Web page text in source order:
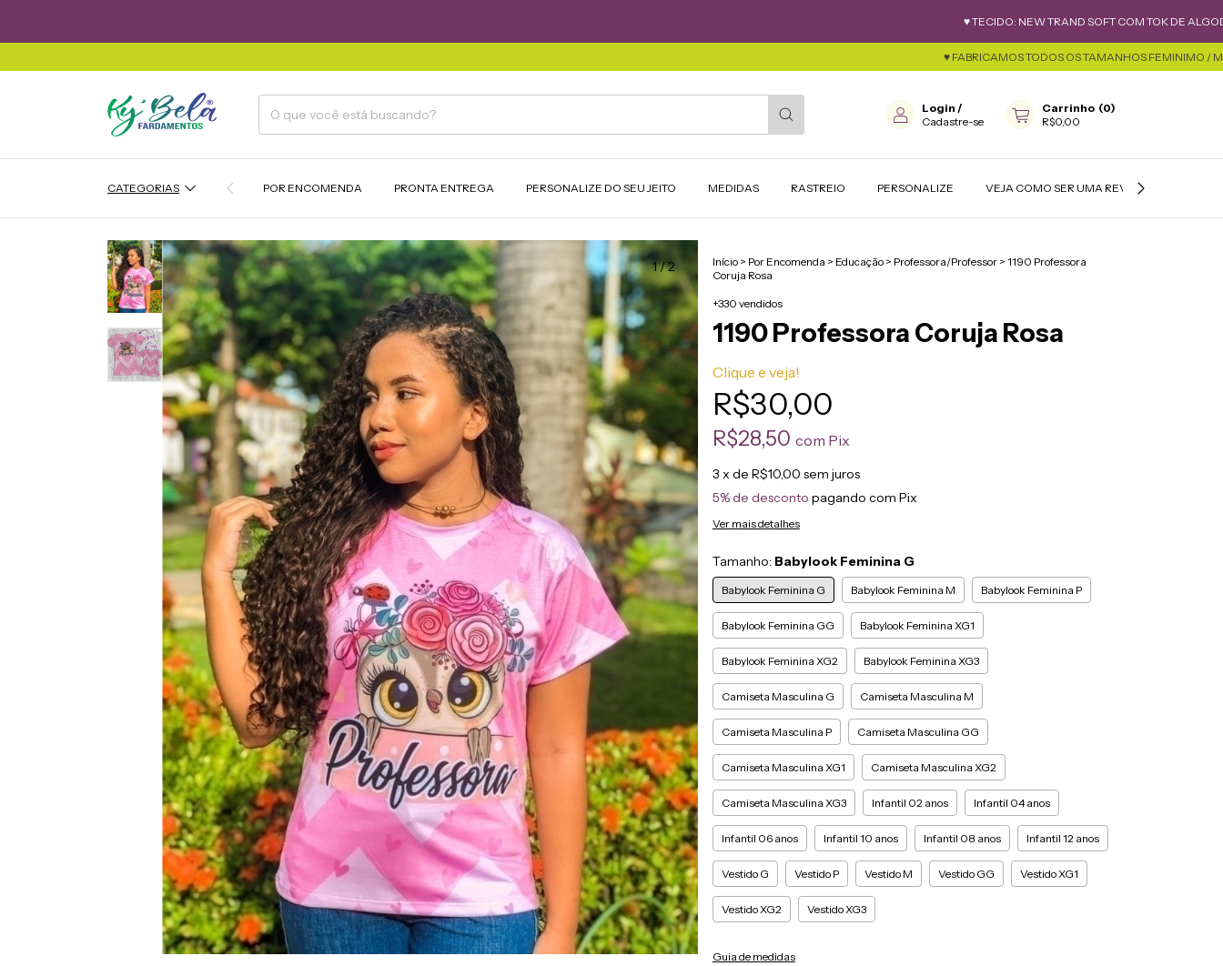
♥ TECIDO: NEW TRAND SOFT COM TOK DE ALGODÃO ♥
♥ FABRICAMOS TODOS OS TAMANHOS FEMINIMO / MASCULINO
Login /
Cadastre-se
Carrinho (0)
R$0,00
CATEGORIAS POR ENCOMENDA PRONTA ENTREGA PERSONALIZE DO SEU JEITO MEDIDAS RASTREIO PERSONALIZE VEJA COMO SER UMA REVENDEDORA
1/2 Início > Por Encomenda > Educação > Professora/Professor > 1190 Professora
Coruja Rosa
+330 vendidos
1190 Professora Coruja Rosa
Clique e veja!
R$30,00
R$28,50 com Pix
3 x de R$10,00 sem juros
5% de desconto pagando com Pix
Ver mais detalhes
Tamanho: Babylook Feminina G
Babylook Feminina G Babylook Feminina M Babylook Feminina P
Babylook Feminina GG Babylook Feminina XG1
Babylook Feminina XG2 Babylook Feminina XG3
Camiseta Masculina G Camiseta Masculina M
Camiseta Masculina P Camiseta Masculina GG
Camiseta Masculina XG1 Camiseta Masculina XG2
Camiseta Masculina XG3 Infantil 02 anos Infantil 04 anos
Infantil 06 anos Infantil 10 anos Infantil 08 anos Infantil 12 anos
Vestido G Vestido P Vestido M Vestido GG Vestido XG1
Vestido XG2 Vestido XG3
Guia de medidas